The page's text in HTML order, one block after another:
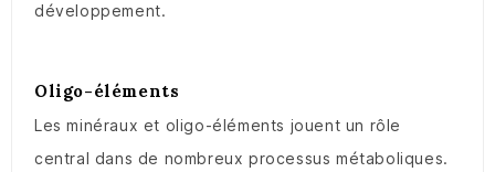
développement.
Oligo-éléments
Les minéraux et oligo-éléments jouent un rôle
central dans de nombreux processus métaboliques.